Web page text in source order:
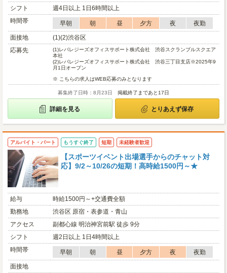
シフト
週4日以上 1日6時間以上
時間帯
早朝 朝 昼 夕方 夜
夜勤
面接地
(1)(2)渋谷区
応募先
(1)レバレジーズオフィスサポート株式会社 渋谷スクランブルスクエア
本社
(2)レバレジーズオフィスサポート株式会社 渋谷三丁目支店※2025年9
月1日オープン
※ こちらの求人はWEB応募のみとなります
募集終了日時：8月23日 掲載終了まであと17日
詳細を見る とりあえず保存
アルバイト・パート もうすぐ終了 短期 未経験者歓迎
【スポーツイベント出場選手からのチャット対
応】9/2～10/26の短期！高時給1500円～★
給与
時給1500円～+交通費全額
勤務地
渋谷区 原宿・表参道・青山
アクセス
副都心線 明治神宮前駅 徒歩 9分
シフト
週2日以上 1日4時間以上
時間帯
早朝 朝 昼 夕方 夜
夜勤
面接地